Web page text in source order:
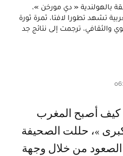
بالهولندية « دي مورخن »،
تشهد تطورا لافتا، ثمرة ثورة
والثقافي، ترجمت إلى نتائج جد
»، حللت الصحيفة
الصعود من خلال وجهة